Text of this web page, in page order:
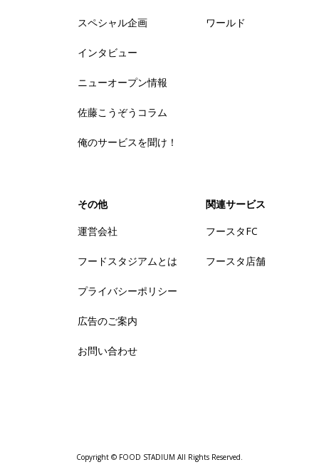
スペシャル企画
インタビュー
ニューオープン情報
佐藤こうぞうコラム
俺のサービスを聞け！
ワールド
その他
運営会社
フードスタジアムとは
プライバシーポリシー
広告のご案内
お問い合わせ
関連サービス
フースタFC
フースタ店舗
Copyright © FOOD STADIUM All Rights Reserved.